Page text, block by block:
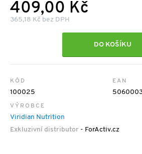
409,00 Kč
365,18 Kč bez DPH
DO KOŠÍKU
KÓD
100025
EAN
VÝROBCE
Viridian Nutrition
Exkluzivní distributor - ForActiv.cz